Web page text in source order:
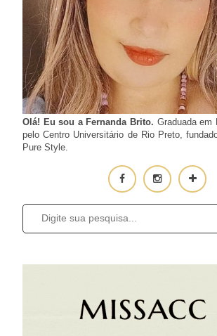
Olá! Eu sou a Fernanda Brito. Graduada em
pelo Centro Universitário de Rio Preto,
Pure Style.